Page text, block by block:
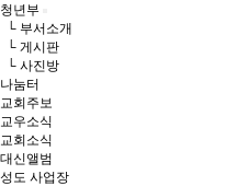
청년부
└ 부서소개
└ 게시판
└ 사진방
나눔터
교회주보
교우소식
교회소식
대신앨범
성도 사업장